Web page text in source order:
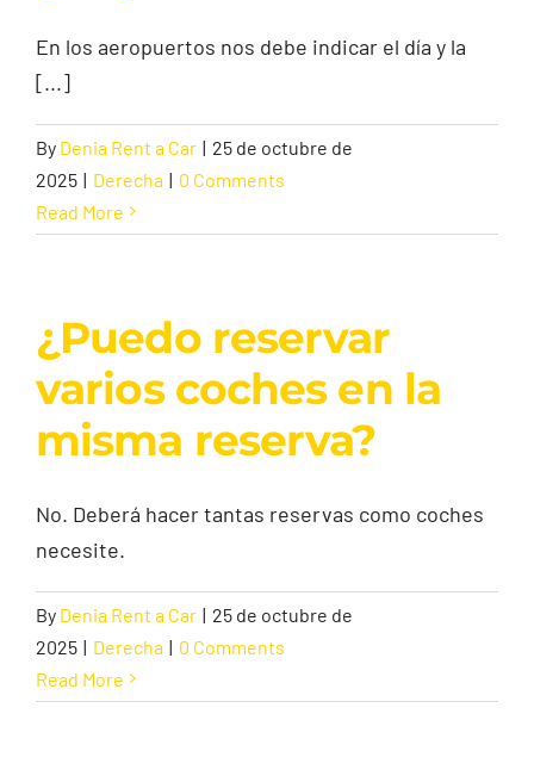
En los aeropuertos nos debe indicar el día y la
[...]
By Denia Rent a Car | 25 de octubre de
2025 | Derecha | 0 Comments
Read More
¿Puedo reservar
varios coches en la
misma reserva?
No. Deberá hacer tantas reservas como coches
necesite.
By Denia Rent a Car | 25 de octubre de
2025 | Derecha | 0 Comments
Read More